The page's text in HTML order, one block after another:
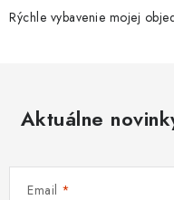
Rýchle vybavenie mojej
Aktuálne
Email